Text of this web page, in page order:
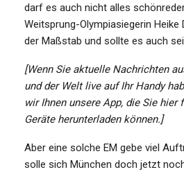
darf es auch nicht alles
Weitsprung-Olympiasiegerin Heike
der Maßstab und sollte es auch
[Wenn Sie aktuelle Nachrichten
und der Welt live auf Ihr Handy
wir Ihnen unsere App, die Sie hier
Geräte herunterladen können.]
Aber eine solche EM gebe viel
solle sich München doch jetzt